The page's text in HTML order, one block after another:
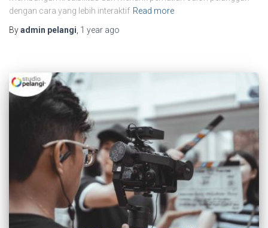
dengan cara yang lebih interaktif Read more
Byadmin pelangi, 1 year ago